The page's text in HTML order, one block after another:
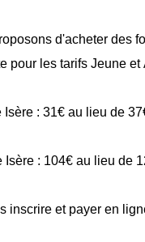
d'acheter des
pour les tarifs Jeune
Isère : 31€ au lieu de
Isère : 104€ au lieu de
inscrire et payer en